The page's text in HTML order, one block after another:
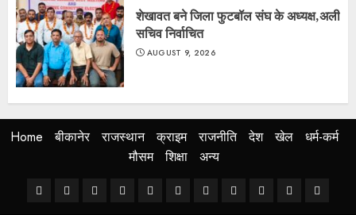
शेखावत बने जिला फुटबॉल संघ के अध्यक्ष,अली
सचिव निर्वाचित
AUGUST 9, 2026
Home बीकानेर राजस्थान क्राइम राजनीति देश खेल
धर्म-कर्म
मौसम
शिक्षा अन्य
Homeबीकानेरराजस्थानक्राइमराजनीतिदेश खेल
धर्म-
मौसम शिक्षा अन्य